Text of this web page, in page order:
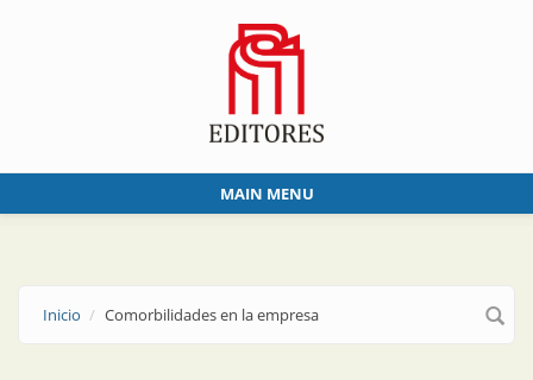
MAIN MENU
Inicio Comorbilidades en la empresa